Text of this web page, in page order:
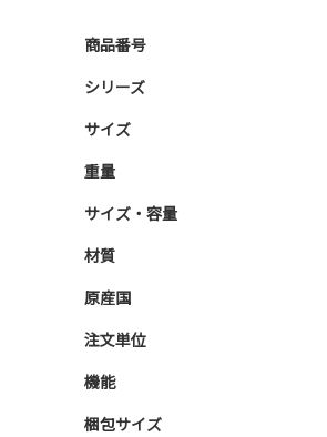
商品番号
シリーズ
サイズ
重量
サイズ・容量
材質
原産国
注文単位
機能
梱包サイズ